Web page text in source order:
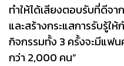
ทำให้ได้เสียงตอบรับที่ดีจ
และสร้างกระแสการรับรู้ใ
กิจกรรมทั้ง 3 ครั้งจะมีแฟน
กว่า 2,000 คน”